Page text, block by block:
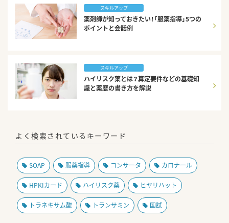
スキルアップ
薬剤師が知っておきたい！「服薬指導」5つの
ポイントと会話例
スキルアップ
ハイリスク薬とは？算定要件などの基礎知
識と薬歴の書き方を解説
よく検索されているキーワード
SOAP 服薬指導 コンサータ カロナール
HPKIカード ハイリスク薬 ヒヤリハット
トラネキサム酸 トランサミン 国試